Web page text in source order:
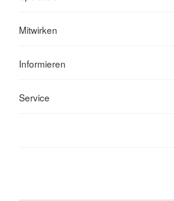
Mitwirken
Informieren
Service